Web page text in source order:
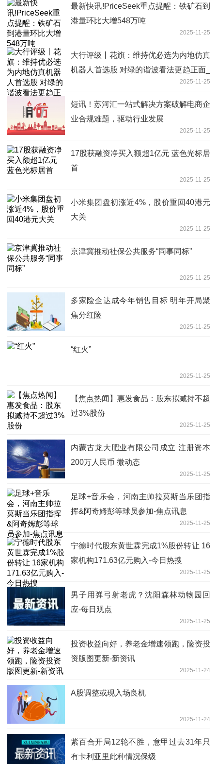
最新快讯!PriceSeek重点提醒：铁矿石到
港量环比大增548万吨
2025-11-25
大行评级丨花旗：维持优必选为内地仿真
机器人首选股 对绿的谐波看法更趋正面_
2025-11-25
短讯！苏河汇一站式解决方案破解电商企
业合规难题，驱动行业发展
2025-11-25
17股获融资净买入额超1亿元 蓝色光标居
首
2025-11-25
小米集团盘初涨近4%，股价重回40港元
大关
2025-11-25
京津冀推动社保公共服务“同事同标”
2025-11-25
多家险企达成今年销售目标 明年开局聚
焦分红险
2025-11-25
“红火”
2025-11-25
【焦点热闻】惠发食品：股东拟减持不超
过3%股份
2025-11-25
内蒙古龙大肥业有限公司成立 注册资本
200万人民币 微动态
2025-11-25
足球+音乐会，河南主帅拉莫斯当乐团指
挥&阿奇姆彭等球员参加-焦点讯息
2025-11-25
宁德时代股东黄世霖完成1%股份转让 16
家机构171.63亿元购入-今日热搜
2025-11-25
男子用弹弓射老虎？沈阳森林动物园回
应-每日观点
2025-11-25
投资收益向好，养老金增速领跑，险资投
资版图更新-新资讯
2025-11-24
A股调整或现入场良机
2025-11-24
紫百合开局12轮不胜，意甲过去31年只
有卡利亚里此种情况保级